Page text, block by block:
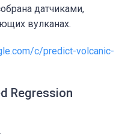
датчиками,
вулканах.
c/predict-volcanic-
Regression